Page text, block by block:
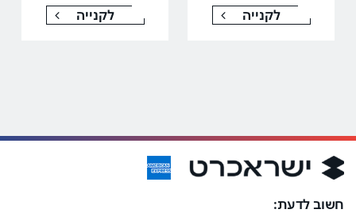
לקנייה לקנייה
חשוב לדעת: